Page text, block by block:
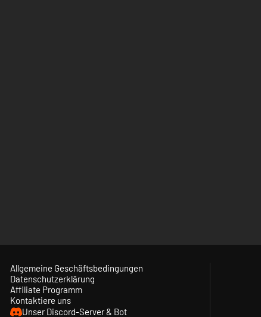
Allgemeine Geschäftsbedingungen
Datenschutzerklärung
Affiliate Programm
Kontaktiere uns
Unser Discord-Server & Bot